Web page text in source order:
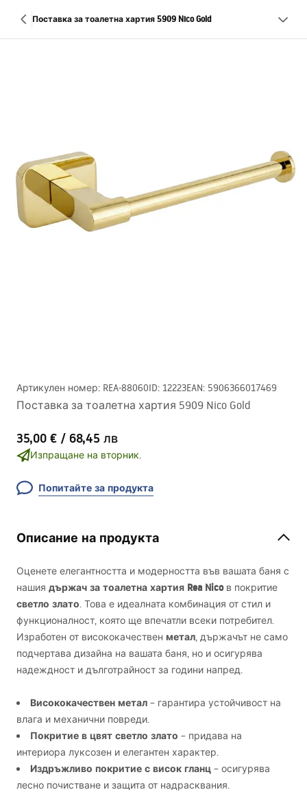
Поставка за тоалетна хартия 5909 Nico Gold
Артикулен номер: REA-88060ID: 12223EAN: 5906366017469
Поставка за тоалетна хартия 5909 Nico Gold
35,00 € / 68,45 лв
Изпращане на вторник.
Попитайте за продукта
Описание на продукта
Оценете елегантността и модерността във вашата баня с
нашия държач за тоалетна хартия Rea Nicoв покритие
светло злато. Това е идеалната комбинация от стил и
функционалност, която ще впечатли всеки потребител.
Изработен от висококачествен метал, държачът не само
подчертава дизайна на вашата баня, но и осигурява
надеждност и дълготрайност за години напред.
Висококачествен метал – гарантира устойчивост на
влага и механични повреди.
Покритие в цвят светло злато – придава на
интериора луксозен и елегантен характер.
Издръжливо покритие с висок гланц – осигурява
лесно почистване и защита от надрасквания.